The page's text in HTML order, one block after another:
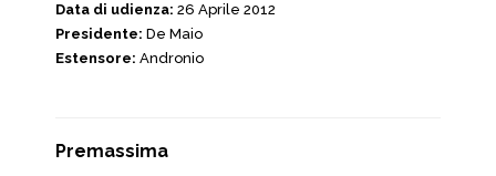
Data di udienza: 26 Aprile 2012
Presidente: De Maio
Estensore: Andronio
Premassima